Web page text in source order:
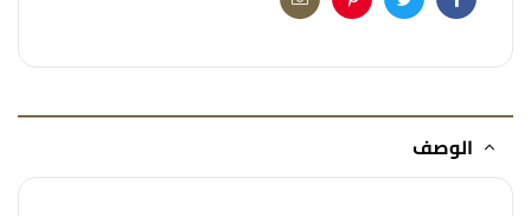
Facebook
Twitter
Pinterest
Email
الوصف